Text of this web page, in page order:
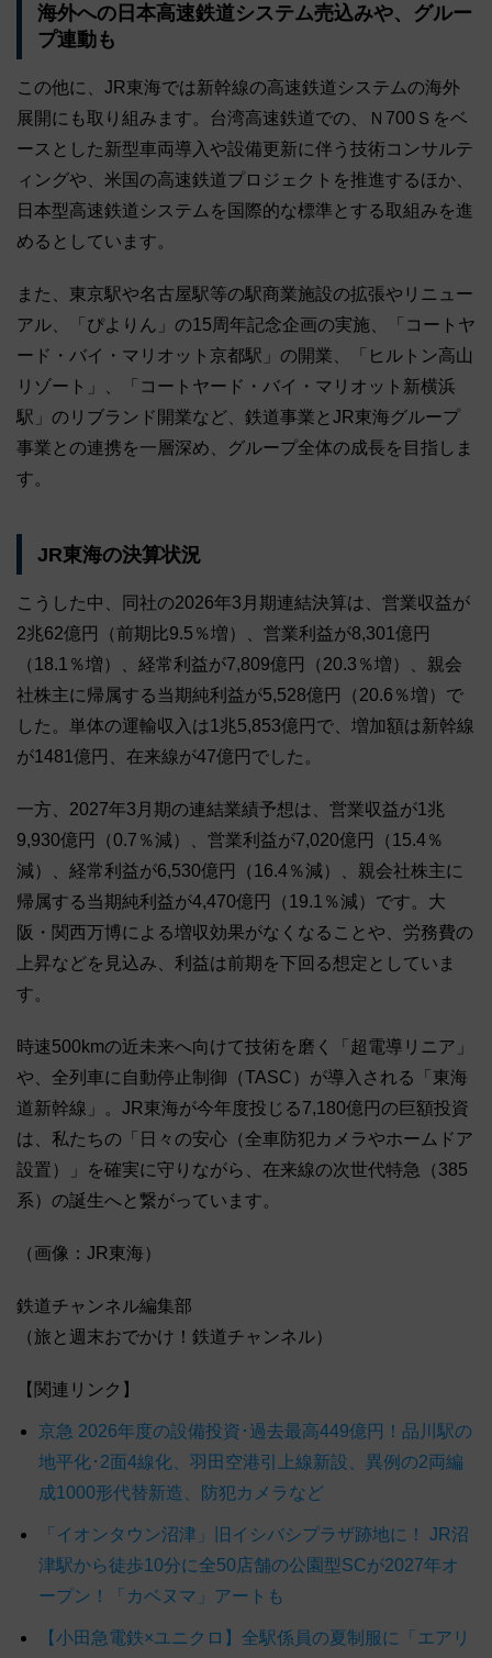
海外への日本高速鉄道システム売込みや、グルー
プ連動も
この他に、JR東海では新幹線の高速鉄道システムの海外
展開にも取り組みます。台湾高速鉄道での、Ｎ700Ｓをベ
ースとした新型車両導入や設備更新に伴う技術コンサルテ
ィングや、米国の高速鉄道プロジェクトを推進するほか、
日本型高速鉄道システムを国際的な標準とする取組みを進
めるとしています。
また、東京駅や名古屋駅等の駅商業施設の拡張やリニュー
アル、「ぴよりん」の15周年記念企画の実施、「コートヤ
ード・バイ・マリオット京都駅」の開業、「ヒルトン高山
リゾート」、「コートヤード・バイ・マリオット新横浜
駅」のリブランド開業など、鉄道事業とJR東海グループ
事業との連携を一層深め、グループ全体の成長を目指しま
す。
JR東海の決算状況
こうした中、同社の2026年3月期連結決算は、営業収益が
2兆62億円（前期比9.5％増）、営業利益が8,301億円
（18.1％増）、経常利益が7,809億円（20.3％増）、親会
社株主に帰属する当期純利益が5,528億円（20.6％増）で
した。単体の運輸収入は1兆5,853億円で、増加額は新幹線
が1481億円、在来線が47億円でした。
一方、2027年3月期の連結業績予想は、営業収益が1兆
9,930億円（0.7％減）、営業利益が7,020億円（15.4％
減）、経常利益が6,530億円（16.4％減）、親会社株主に
帰属する当期純利益が4,470億円（19.1％減）です。大
阪・関西万博による増収効果がなくなることや、労務費の
上昇などを見込み、利益は前期を下回る想定としていま
す。
時速500kmの近未来へ向けて技術を磨く「超電導リニア」
や、全列車に自動停止制御（TASC）が導入される「東海
道新幹線」。JR東海が今年度投じる7,180億円の巨額投資
は、私たちの「日々の安心（全車防犯カメラやホームドア
設置）」を確実に守りながら、在来線の次世代特急（385
系）の誕生へと繋がっています。
（画像：JR東海）
鉄道チャンネル編集部
（旅と週末おでかけ！鉄道チャンネル）
【関連リンク】
京急 2026年度の設備投資･過去最高449億円！品川駅の
地平化･2面4線化、羽田空港引上線新設、異例の2両編
成1000形代替新造、防犯カメラなど
「イオンタウン沼津」旧イシバシプラザ跡地に！ JR沼
津駅から徒歩10分に全50店舗の公園型SCが2027年オ
ープン！「カベヌマ」アートも
【小田急電鉄×ユニクロ】全駅係員の夏制服に「エアリ